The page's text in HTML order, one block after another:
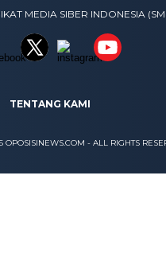
MEDIA SIBER INDONESIA
TENTANG KAMI
OPOSISINEWS.COM - ALL RIGHTS